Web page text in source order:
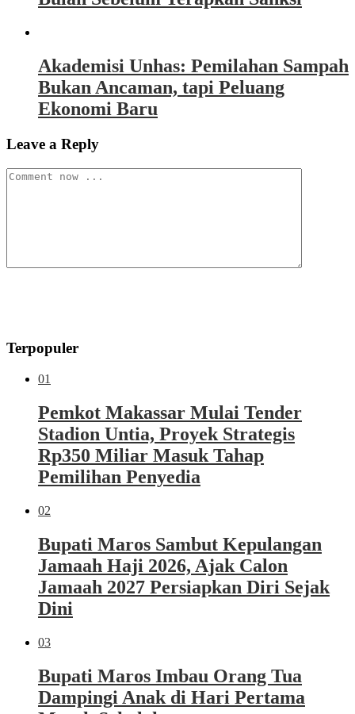
Akademisi Unhas: Pemilahan Sampah
Bukan Ancaman, tapi Peluang
Ekonomi Baru
Leave a Reply
Terpopuler
01
Pemkot Makassar Mulai Tender
Stadion Untia, Proyek Strategis
Rp350 Miliar Masuk Tahap
Pemilihan Penyedia
02
Bupati Maros Sambut Kepulangan
Jamaah Haji 2026, Ajak Calon
Jamaah 2027 Persiapkan Diri Sejak
Dini
03
Bupati Maros Imbau Orang Tua
Dampingi Anak di Hari Pertama